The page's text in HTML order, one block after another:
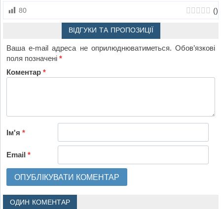
80 ()
ВІДГУКИ ТА ПРОПОЗИЦІЇ
Ваша e-mail адреса не оприлюднюватиметься. Обов’язкові
поля позначені*
Коментар*
Ім'я*
Email*
ОДИН КОМЕНТАР